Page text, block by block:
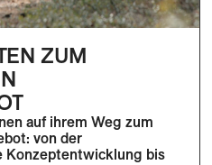
ZUM
auf ihrem Weg zum
von der
Konzeptentwicklung bis